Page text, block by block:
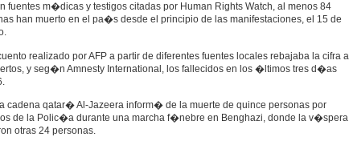
fuentes m�dicas y testigos citadas por Human Rights Watch, al menos 84
han muerto en el pa�s desde el principio de las manifestaciones, el 15 de
realizado por AFP a partir de diferentes fuentes locales rebajaba la cifra a
y seg�n Amnesty International, los fallecidos en los �ltimos tres d�as
cadena qatar� Al-Jazeera inform� de la muerte de quince personas por
de la Polic�a durante una marcha f�nebre en Benghazi, donde la v�spera
otras 24 personas.